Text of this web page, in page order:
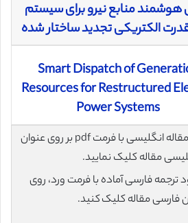
هوشمند منابع نیرو برای سیستم
الکتریکی تجدید ساختار شده
Smart Dispatch of
Resources for Restructured
Power Systems
برای دانلود رایگان مقاله انگلیسی با فرمت pdf بر روی عنوان
مقاله کلیک نمایید.
ترجمه فارسی آماده با فرمت ورد، روی
فارسی مقاله کلیک کنید.